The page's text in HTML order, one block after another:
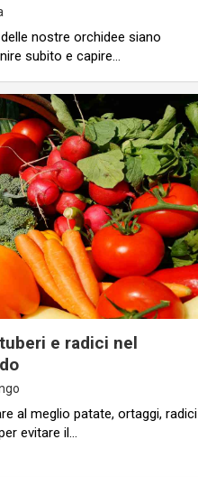
nostre orchidee siano
subito e capire…
e radici nel
al meglio patate, ortaggi, radici
evitare il…